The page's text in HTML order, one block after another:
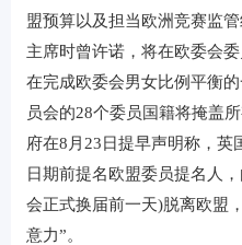
盟预算以及担当欧洲竞赛监
主席时曾许诺，将在欧委会
在完成欧委会男女比例平衡
员会的28个委员国籍将掩盖
府在8月23日提早声明称，
日期前提名欧盟委员提名人
会正式换届前一天)脱离欧盟
意力”。